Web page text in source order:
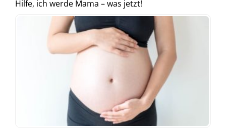
Hilfe, ich werde Mama – was jetzt!